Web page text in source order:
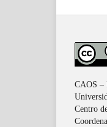
CAOS –
Centro